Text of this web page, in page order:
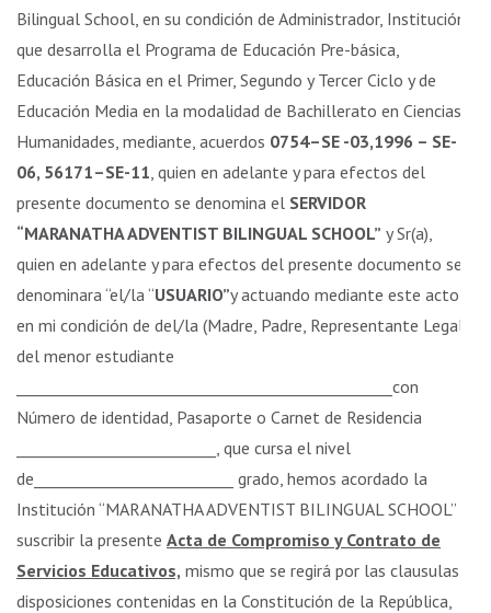
Bilingual School, en su condición de Administrador, Institución
que desarrolla el Programa de Educación Pre-básica,
Educación Básica en el Primer, Segundo y Tercer Ciclo y de
Educación Media en la modalidad de Bachillerato en Ciencias y
Humanidades, mediante, acuerdos 0754–SE -03,1996 – SE-
06, 56171–SE-11, quien en adelante y para efectos del
presente documento se denomina el SERVIDOR
“MARANATHA ADVENTIST BILINGUAL SCHOOL” y Sr(a),
quien en adelante y para efectos del presente documento se
denominara “el/la “USUARIO”y actuando mediante este acto
en mi condición de del/la (Madre, Padre, Representante Legal)
del menor estudiante
_________________________________________________con
Número de identidad, Pasaporte o Carnet de Residencia
__________________________, que cursa el nivel
de__________________________ grado, hemos acordado la
Institución “MARANATHA ADVENTIST BILINGUAL SCHOOL”
suscribir la presente Acta de Compromiso y Contrato de
Servicios Educativos, mismo que se regirá por las clausulas y
disposiciones contenidas en la Constitución de la República,